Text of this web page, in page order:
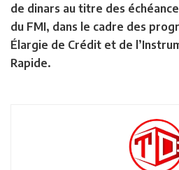
de dinars au titre des
du FMI, dans le cadre des
Élargie de Crédit et de
Rapide.